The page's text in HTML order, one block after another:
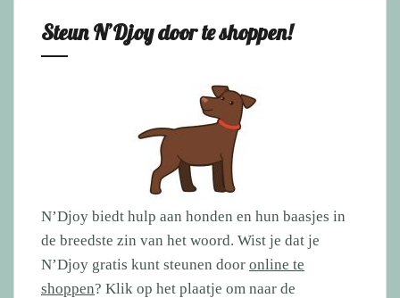
Steun N’Djoy door te shoppen!
N’Djoy biedt hulp aan honden en hun baasjes in
de breedste zin van het woord. Wist je dat je
N’Djoy gratis kunt steunen door online te
shoppen? Klik op het plaatje om naar de